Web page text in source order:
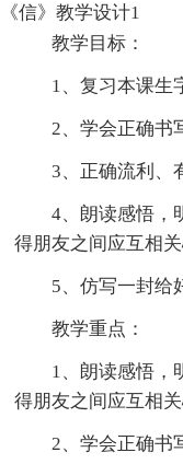
《信》教学设计1
教学目标：
1、复习本课生
2、学会正确书
3、正确流利、
4、朗读感悟，
得朋友之间应互相关
5、仿写一封给
教学重点：
1、朗读感悟，
得朋友之间应互相关
2、学会正确书